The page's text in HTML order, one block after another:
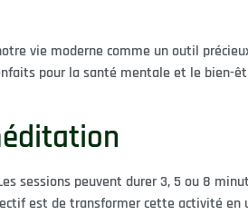
vie moderne comme un outil
pour la santé mentale et le bien-
sessions peuvent durer 3, 5 ou 8
est de transformer cette activité en